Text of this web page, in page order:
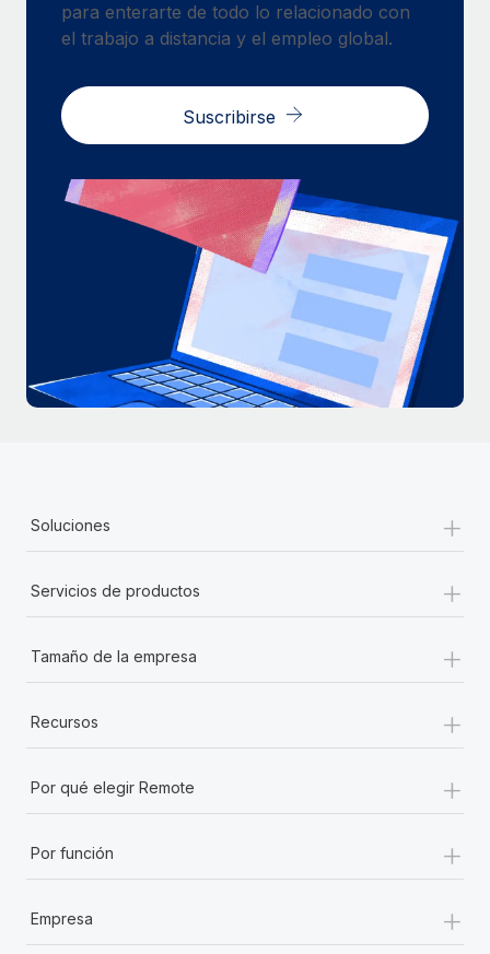
para enterarte de todo lo relacionado con
el trabajo a distancia y el empleo global.
Suscribirse
Soluciones +
Servicios de productos +
Tamaño de la empresa +
Recursos +
Por qué elegir Remote +
Por función +
Empresa +